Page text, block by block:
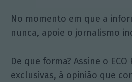
No momento em que a
nunca, apoie o jornalismo
De que forma? Assine o
exclusivas, à opinião que